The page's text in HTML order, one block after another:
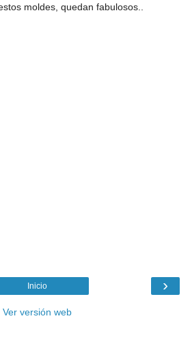
moldes, quedan fabulosos..
›
Inicio
Ver versión web